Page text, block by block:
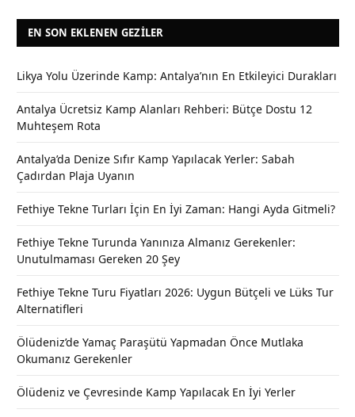
EN SON EKLENEN GEZILER
Likya Yolu Üzerinde Kamp: Antalya’nın En Etkileyici Durakları
Antalya Ücretsiz Kamp Alanları Rehberi: Bütçe Dostu 12
Muhteşem Rota
Antalya’da Denize Sıfır Kamp Yapılacak Yerler: Sabah
Çadırdan Plaja Uyanın
Fethiye Tekne Turları İçin En İyi Zaman: Hangi Ayda Gitmeli?
Fethiye Tekne Turunda Yanınıza Almanız Gerekenler:
Unutulmaması Gereken 20 Şey
Fethiye Tekne Turu Fiyatları 2026: Uygun Bütçeli ve Lüks Tur
Alternatifleri
Ölüdeniz’de Yamaç Paraşütü Yapmadan Önce Mutlaka
Okumanız Gerekenler
Ölüdeniz ve Çevresinde Kamp Yapılacak En İyi Yerler